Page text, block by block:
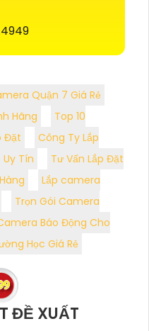
Quận 7 Giá Rẻ
Hãng
Top 10
Đặt
Công Ty Lắp
Tín
Tư Vấn Lắp Đặt
Lắp camera
Trọn Gói Camera
Báo Động Cho
Học Giá Rẻ
ĐỀ XUẤT